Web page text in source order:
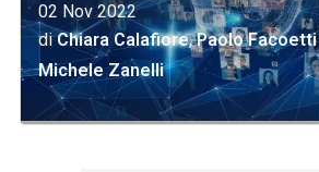
02 Nov 2022
diChiara Calafiore,Paolo Facoetti
Michele Zanelli